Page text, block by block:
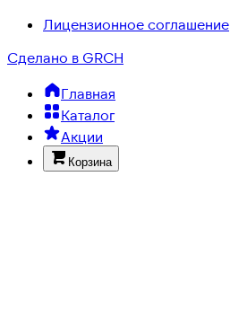
Лицензионное соглашение
Сделано в GRCH
Главная
Каталог
Акции
Корзина